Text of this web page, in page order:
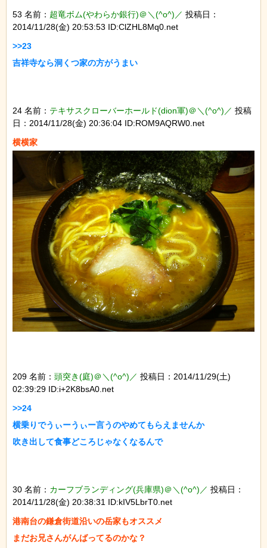
53 名前： 超竜ボム(やわらか銀行)＠＼(^o^)／ 投稿日：
2014/11/28(金) 20:53:53 ID:ClZHL8Mq0.net
>>23
24 名前： テキサスクローバーホールド(dion軍)＠＼(^o^)／ 投稿
日：2014/11/28(金) 20:36:04 ID:ROM9AQRW0.net
209 名前： 頭突き(庭)＠＼(^o^)／ 投稿日：2014/11/29(土)
02:39:29 ID:i+2K8bsA0.net
>>24
横乗りでうぃーうぃー言うのやめてもらえませんか
30 名前： カーフブランディング(兵庫県)＠＼(^o^)／ 投稿日：
2014/11/28(金) 20:38:31 ID:kIV5LbrT0.net
港南台の鎌倉街道沿いの岳家もオススメ